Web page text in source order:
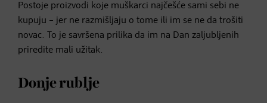
Postoje proizvodi koje muškarci najčešće sami sebi ne
kupuju – jer ne razmišljaju o tome ili im se ne da trošiti
novac. To je savršena prilika da im na Dan zaljubljenih
priredite mali užitak.
Donje rublje